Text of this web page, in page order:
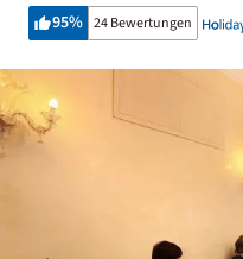
95% 24 Bewertungen